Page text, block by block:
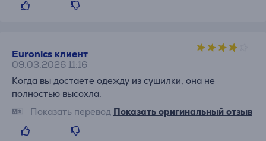
Euronics клиент
09.03.2026 11:16
Когда вы достаете одежду из сушилки, она не
полностью высохла.
Показать перевод Показать оригинальный отзыв